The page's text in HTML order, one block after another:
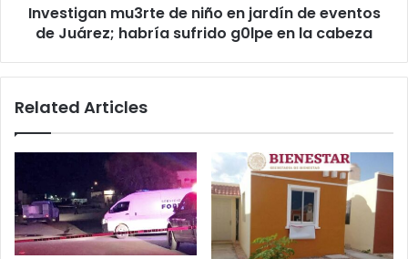
Juárez;
habría
la
Investigan mu3rte de niño en jardín de eventos
de Juárez; habría sufrido g0lpe en la cabeza
Related Articles